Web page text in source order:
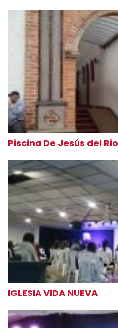
Piscina De Jesús del Rio
IGLESIA VIDA NUEVA